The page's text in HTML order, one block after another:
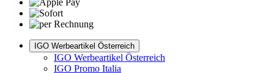
IGO Werbeartikel Österreich
IGO Werbeartikel Österreich
IGO Promo Italia